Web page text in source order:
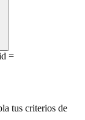
=
tus criterios de